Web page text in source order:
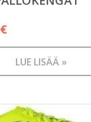
€
LUE LISÄÄ »